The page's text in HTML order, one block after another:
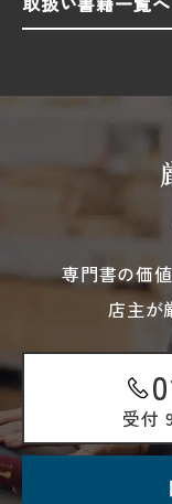
専門書の価
店主が
受付